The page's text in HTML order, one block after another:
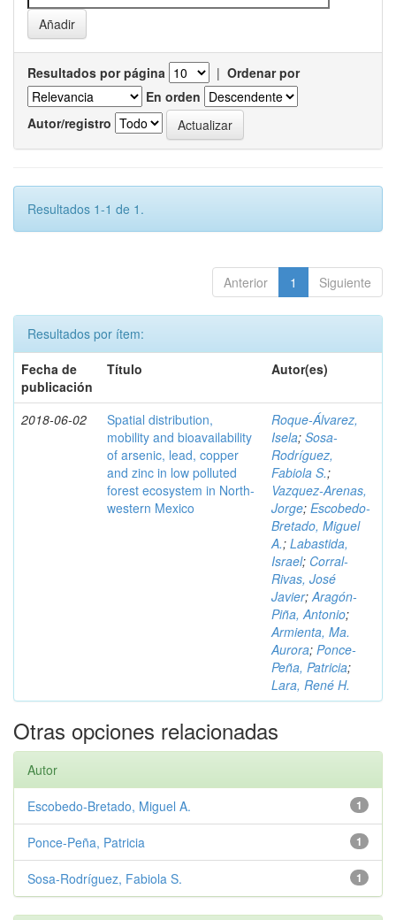
Resultados por página | Ordenar por
En orden
Autor/registro
Resultados 1-1 de 1.
Anterior 1 Siguiente
Resultados por ítem:
Fecha de
publicación
Título Autor(es)
2018-06-02
Spatial distribution,
mobility and bioavailability
of arsenic, lead, copper
and zinc in low polluted
forest ecosystem in North-
western Mexico
Roque-Álvarez,
Isela; Sosa-
Rodríguez,
Fabiola S.;
Vazquez-Arenas,
Jorge; Escobedo-
Bretado, Miguel
A.; Labastida,
Israel; Corral-
Rivas, José
Javier;Aragón-
Piña, Antonio;
Armienta, Ma.
Aurora; Ponce-
Peña, Patricia;
Lara, René H.
Otras opciones relacionadas
Autor
1
Escobedo-Bretado, Miguel A.
1
Ponce-Peña, Patricia
1
Sosa-Rodríguez, Fabiola S.